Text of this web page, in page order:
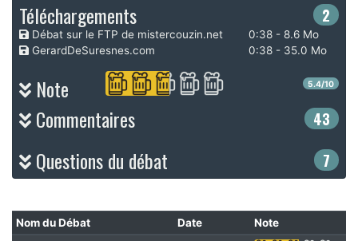
Téléchargements 2
Débat sur le FTP de mistercouzin.net
0:38 - 8.6 Mo
GerardDeSuresnes.com
0:38 - 35.0 Mo
Note 5.4/10
Commentaires 43
Questions du débat 7
Nom du Débat Date
Note